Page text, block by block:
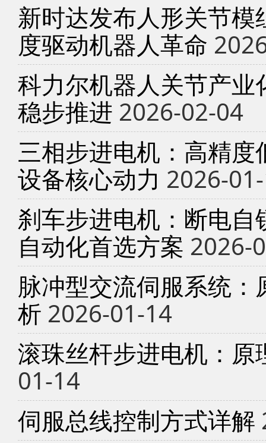
新时达发布人形关节
度驱动机器人革命
科力尔机器人关节产
稳步推进 2026-02-04
三相步进电机：高精
设备核心动力 2026-
刹车步进电机：断电
自动化首选方案 2026-
脉冲型交流伺服系统
析 2026-01-14
滚珠丝杆步进电机：
01-14
伺服总线控制方式详解